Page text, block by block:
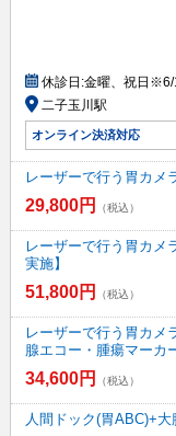
休診日:金曜、祝日※6/
二子玉川駅
オンライン決済対応
レーザーで行う胃カメ
29,800円 （税込）
レーザーで行う胃カメ
実施】
51,800円 （税込）
レーザーで行う胃カメ
腺エコー・腫瘍マーカ
34,600円 （税込）
人間ドック(胃ABC)+